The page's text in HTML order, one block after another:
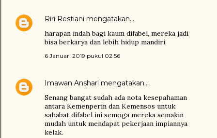
Riri Restiani mengatakan…
harapan indah bagi kaum difabel, mereka jadi
bisa berkarya dan lebih hidup mandiri.
6 Januari 2019 pukul 02.56
Imawan Anshari mengatakan…
Senang bangat sudah ada nota kesepahaman
antara Kemenperin dan Kemensos untuk
sahabat difabel ini semoga mereka semakin
mudah untuk mendapat pekerjaan impiannya
kelak.